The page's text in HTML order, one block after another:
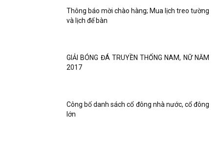
Thông báo mời chào hàng; Mua lịch treo tường
và lịch để bàn
GIẢI BÓNG ĐÁ TRUYỀN THỐNG NAM, NỮ NĂM
2017
Công bố danh sách cổ đông nhà nước, cổ đông
lớn